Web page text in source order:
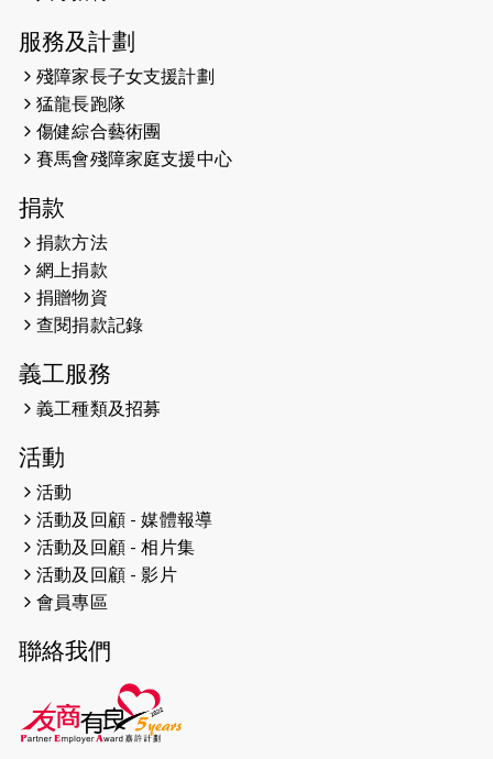
2026-05-14
（19:00開始）
2026-05-07
開始）
2026-04-30
2026-04-25
2026-04-24
2026-04-23
2026-04-19
2026-04-16
猛龍長跑隊恆常練習 - 4月16日
（19:00開始）
2026-04-12
2026-04-11
2026-04-10 太古家＋賞系列：漫步魔術與音樂
服務及計劃
殘障家長子女支援計劃
猛龍長跑隊
傷健綜合藝術團
賽馬會殘障家庭支援中心
捐款
捐款方法
網上捐款
捐贈物資
查閱捐款記錄
義工服務
義工種類及招募
活動
活動
活動及回顧 - 媒體報導
活動及回顧 - 相片集
活動及回顧 - 影片
會員專區
聯絡我們